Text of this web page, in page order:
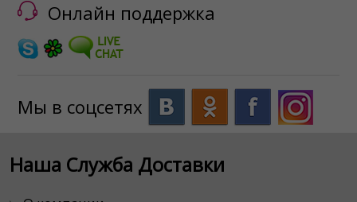
Онлайн поддержка
Мы в соцсетях
Наша Служба Доставки